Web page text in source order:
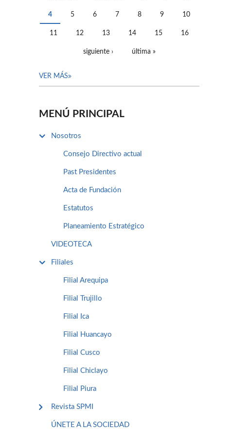
4 5 6 7 8 9 10
11 12 13 14 15 16
siguiente › última »
VER MÁS
MENÚ PRINCIPAL
Nosotros
Consejo Directivo actual
Past Presidentes
Acta de Fundación
Estatutos
Planeamiento Estratégico
VIDEOTECA
Filiales
Filial Arequipa
Filial Trujillo
Filial Ica
Filial Huancayo
Filial Cusco
Filial Chiclayo
Filial Piura
Revista SPMI
ÚNETE A LA SOCIEDAD